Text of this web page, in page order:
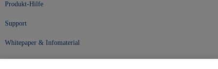
Produkt-Hilfe
Support
Whitepaper & Infomaterial